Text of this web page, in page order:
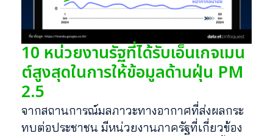
10 หน่วยงานรัฐที่ได้รับเอ็นเกจเมน
ต์สูงสุดในการให้ข้อมูลด้านฝุ่น PM
2.5
จากสถานการณ์มลภาวะทางอากาศที่ส่งผลกระ
ทบต่อประชาชน มีหน่วยงานภาครัฐที่เกี่ยวข้อง